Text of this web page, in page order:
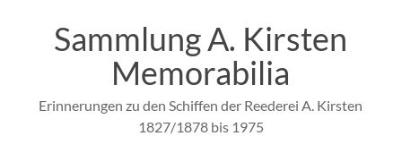
Sammlung A. Kirsten
Memorabilia
Erinnerungen zu den Schiffen der Reederei A. Kirsten
1827/1878 bis 1975